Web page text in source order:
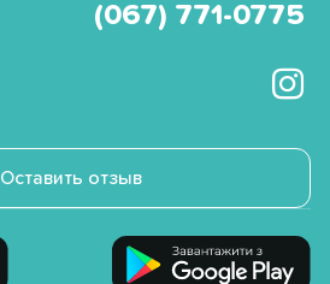
(067) 771-0775
Оставить отзыв